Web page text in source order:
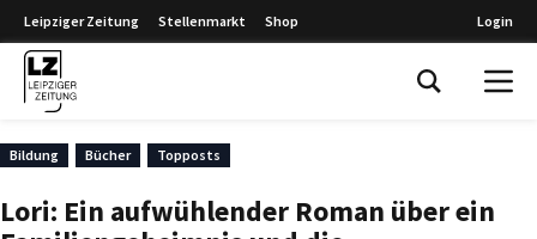
Leipziger Zeitung Stellenmarkt Shop Login
Bildung Bücher Topposts
Lori: Ein aufwühlender Roman über ein